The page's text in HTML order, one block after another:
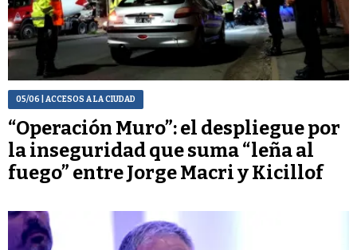
05/06 | ACCESOS A LA CIUDAD
“Operación Muro”: el despliegue por
la inseguridad que suma “leña al
fuego” entre Jorge Macri y Kicillof